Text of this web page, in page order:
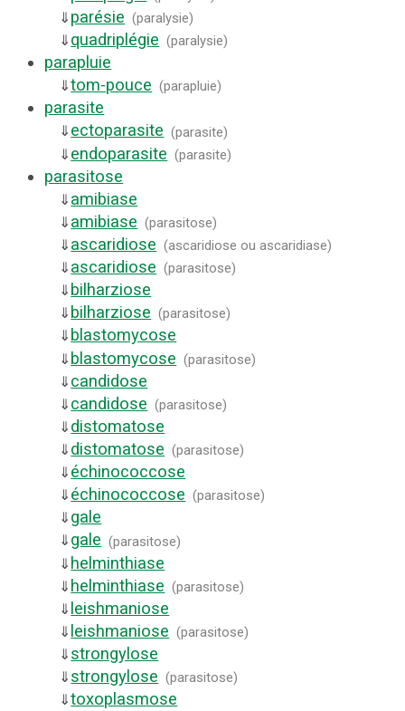
⇓ parésie (paralysie)
⇓ quadriplégie (paralysie)
parapluie
⇓tom-pouce (parapluie)
parasite
⇓ ectoparasite (parasite)
⇓ endoparasite (parasite)
parasitose
⇓ amibiase
⇓ amibiase (parasitose)
⇓ ascaridiose (ascaridiose ou ascaridiase)
⇓ ascaridiose (parasitose)
⇓ bilharziose
⇓ bilharziose (parasitose)
⇓ blastomycose
⇓ blastomycose (parasitose)
⇓ candidose
⇓ candidose (parasitose)
⇓ distomatose
⇓ distomatose (parasitose)
⇓ échinococcose
⇓ échinococcose (parasitose)
⇓ gale
⇓ gale (parasitose)
⇓ helminthiase
⇓ helminthiase (parasitose)
⇓ leishmaniose
⇓ leishmaniose (parasitose)
⇓ strongylose
⇓ strongylose (parasitose)
⇓toxoplasmose